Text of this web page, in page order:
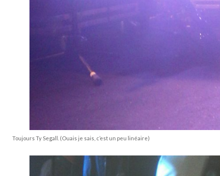
Toujours Ty Segall. (Ouais je sais, c’est un peu linéaire)